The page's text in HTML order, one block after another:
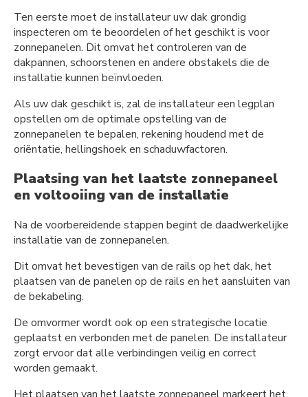
Ten eerste moet de installateur uw dak grondig
inspecteren om te beoordelen of het geschikt is voor
zonnepanelen. Dit omvat het controleren van de
dakpannen, schoorstenen en andere obstakels die de
installatie kunnen beïnvloeden.
Als uw dak geschikt is, zal de installateur een legplan
opstellen om de optimale opstelling van de
zonnepanelen te bepalen, rekening houdend met de
oriëntatie, hellingshoek en schaduwfactoren.
Plaatsing van het laatste zonnepaneel
en voltooiing van de installatie
Na de voorbereidende stappen begint de daadwerkelijke
installatie van de zonnepanelen.
Dit omvat het bevestigen van de rails op het dak, het
plaatsen van de panelen op de rails en het aansluiten van
de bekabeling.
De omvormer wordt ook op een strategische locatie
geplaatst en verbonden met de panelen. De installateur
zorgt ervoor dat alle verbindingen veilig en correct
worden gemaakt.